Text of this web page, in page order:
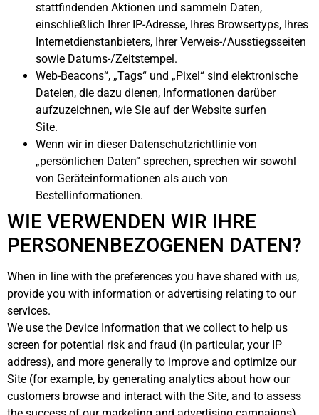
stattfindenden Aktionen und sammeln Daten,
einschließlich Ihrer IP-Adresse, Ihres Browsertyps, Ihres
Internetdienstanbieters, Ihrer Verweis-/Ausstiegsseiten
sowie Datums-/Zeitstempel.
Web-Beacons“, „Tags“ und „Pixel“ sind elektronische
Dateien, die dazu dienen, Informationen darüber
aufzuzeichnen, wie Sie auf der Website surfen
Site.
Wenn wir in dieser Datenschutzrichtlinie von
„persönlichen Daten“ sprechen, sprechen wir sowohl
von Geräteinformationen als auch von
Bestellinformationen.
WIE VERWENDEN WIR IHRE
PERSONENBEZOGENEN DATEN?
When in line with the preferences you have shared with us,
provide you with information or advertising relating to our
services.
We use the Device Information that we collect to help us
screen for potential risk and fraud (in particular, your IP
address), and more generally to improve and optimize our
Site (for example, by generating analytics about how our
customers browse and interact with the Site, and to assess